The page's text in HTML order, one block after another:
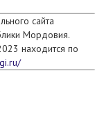
сайта
Мордовия.
находится по